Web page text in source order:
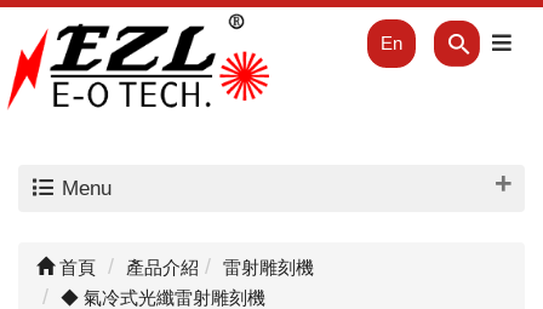
En
Menu
首頁 產品介紹
雷射雕刻機
◆ 氣冷式光纖雷射雕刻機